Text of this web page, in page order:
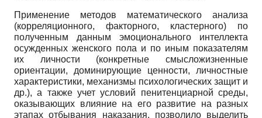
Применение методов математического анализа
(корреляционного, факторного, кластерного) по
полученным данным эмоционального интеллекта
осужденных женского пола и по иным показателям
их личности (конкретные смысложизненные
ориентации, доминирующие ценности, личностные
характеристики, механизмы психологических защит и
др.), а также учет условий пенитенциарной среды,
оказывающих влияние на его развитие на разных
этапах отбывания наказания, позволило выделить